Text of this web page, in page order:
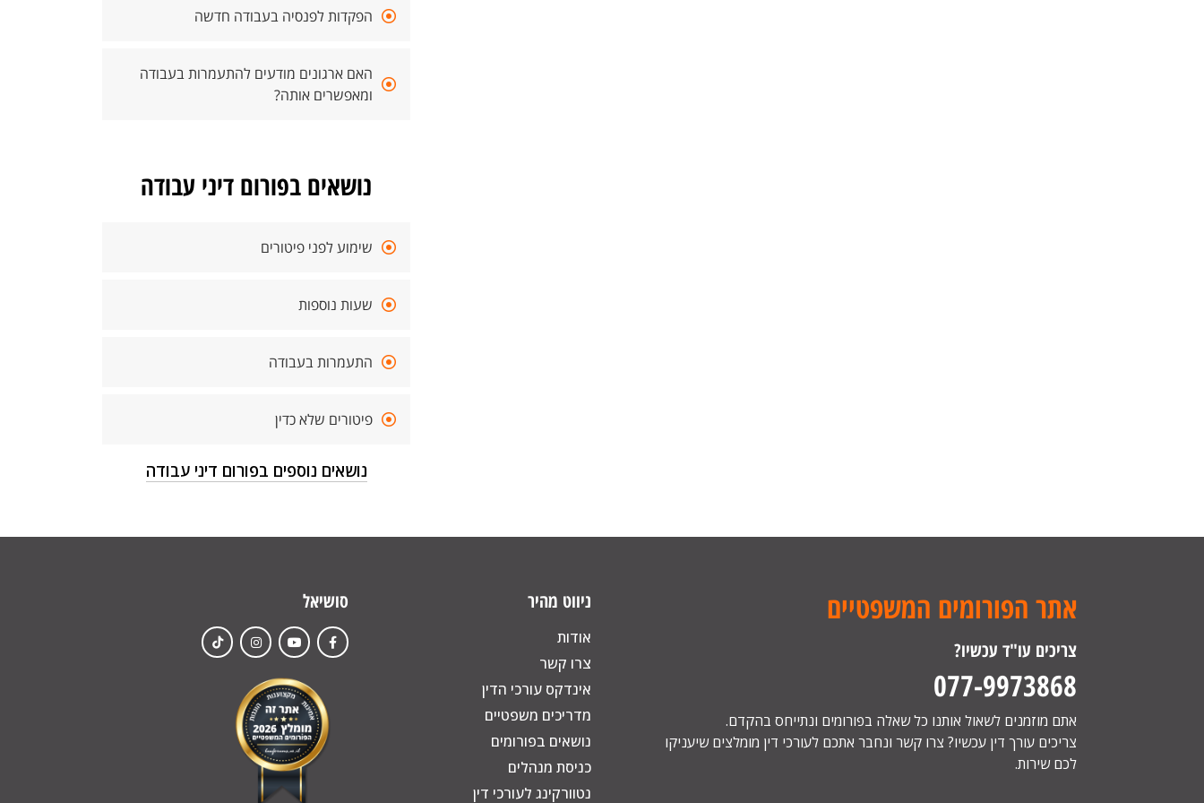
הפקדות לפנסיה בעבודה חדשה
האם ארגונים מודעים להתעמרות בעבודה
ומאפשרים אותה?
נושאים בפורום דיני עבודה
שימוע לפני פיטורים
שעות נוספות
התעמרות בעבודה
פיטורים שלא כדין
נושאים נוספים בפורום דיני עבודה
אתר הפורומים המשפטיים
צריכים עו"ד עכשיו?
077-9973868
אתם מוזמנים לשאול אותנו כל שאלה בפורומים ונתייחס בהקדם.
צריכים עורך דין עכשיו? צרו קשר ונחבר אתכם לעורכי דין מומלצים שיעניקו
לכם שירות.
ניווט מהיר
אודות
צרו קשר
אינדקס עורכי הדין
מדריכים משפטיים
נושאים בפורומים
כניסת מנהלים
נטוורקינג לעורכי דין
סושיאל